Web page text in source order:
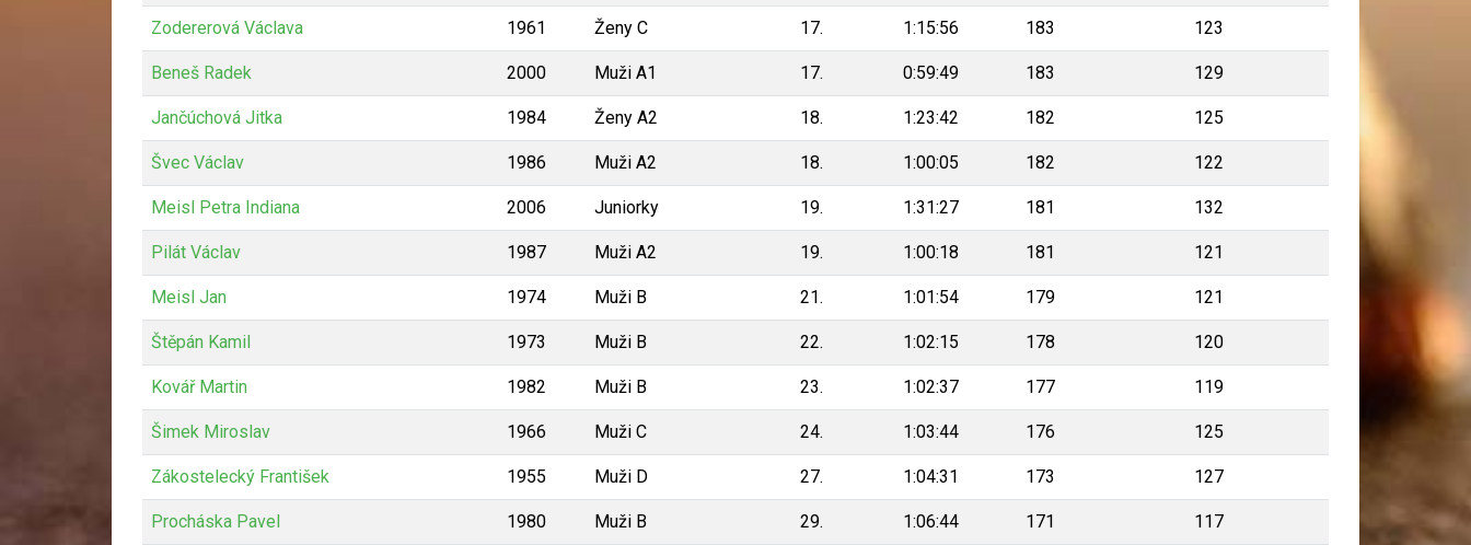
Zodererová Václava 1961 Ženy C 17. 1:15:56 183 123
Beneš Radek 2000 Muži A1 17. 0:59:49 183 129
Jančúchová Jitka 1984 Ženy A2 18. 1:23:42 182 125
Švec Václav 1986 Muži A2 18. 1:00:05 182 122
Meisl Petra Indiana 2006 Juniorky 19. 1:31:27 181 132
Pilát Václav 1987 Muži A2 19. 1:00:18 181 121
Meisl Jan 1974 Muži B 21. 1:01:54 179 121
Štěpán Kamil 1973 Muži B 22. 1:02:15 178 120
Kovář Martin 1982 Muži B 23. 1:02:37 177 119
Šimek Miroslav 1966 Muži C 24. 1:03:44 176 125
Zákostelecký František 1955 Muži D 27. 1:04:31 173 127
Procháska Pavel 1980 Muži B 29. 1:06:44 171 117